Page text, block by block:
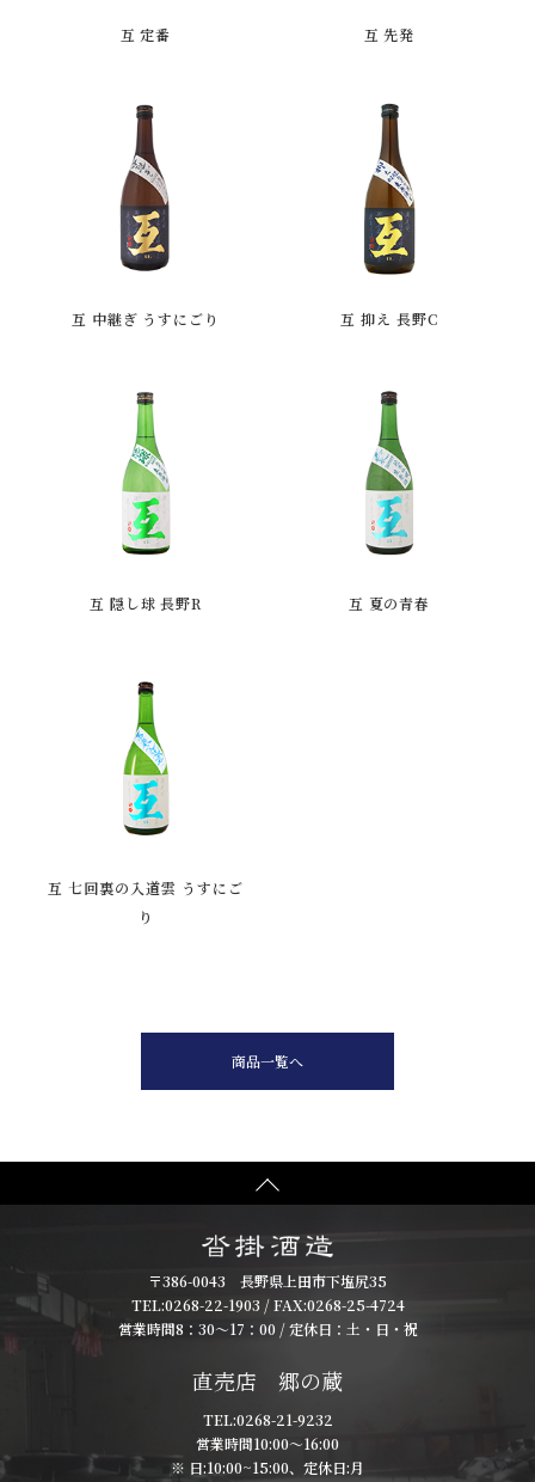
互 定番 互 先発
互 中継ぎ うすにごり 互 抑え 長野C
互 隠し球 長野R 互 夏の青春
互 七回裏の入道雲 うすにご
り
商品一覧へ
〒386-0043 長野県上田市下塩尻35
TEL:0268-22-1903 / FAX:0268-25-4724
営業時間8：30～17：00 / 定休日：土・日・祝
直売店 郷の蔵
TEL:0268-21-9232
営業時間10:00～16:00
※ 日:10:00~15:00、定休日:月